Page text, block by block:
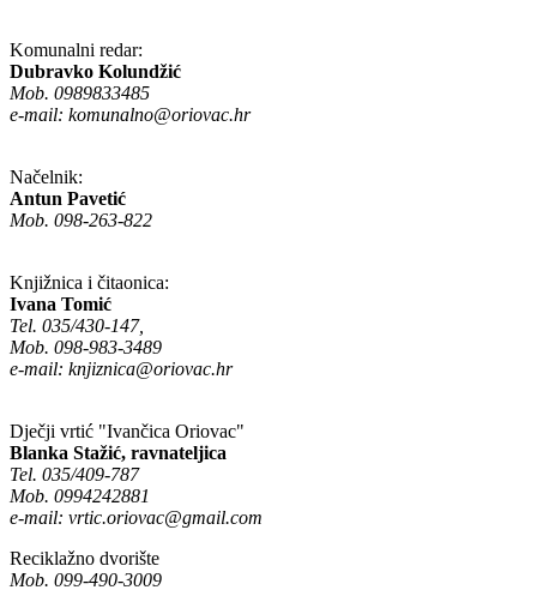
Komunalni redar:
Dubravko Kolundžić
Mob. 0989833485
e-mail: komunalno@oriovac.hr
Načelnik:
Antun Pavetić
Mob. 098-263-822
Knjižnica i čitaonica:
Ivana Tomić
Tel. 035/430-147,
Mob. 098-983-3489
e-mail: knjiznica@oriovac.hr
Dječji vrtić "Ivančica Oriovac"
Blanka Stažić, ravnateljica
Tel. 035/409-787
Mob. 0994242881
e-mail: vrtic.oriovac@gmail.com
Reciklažno dvorište
Mob. 099-490-3009